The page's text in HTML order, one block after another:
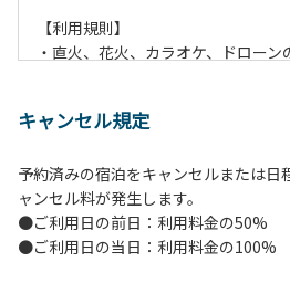
【利用規則】
・直火、花火、カラオケ、ドロー
て芝生が焼けないようご注意くださ
炭火、薪の燃え残ったものについ
棄してください。
・ペットをお連れのお客様は、マナ
さい。他のお客様の迷惑になります
キャンセル規定
予約済みの宿泊をキャンセルまたは日
ャンセル料が発生します。
●ご利用日の前日：利用料金の50%
●ご利用日の当日：利用料金の100%